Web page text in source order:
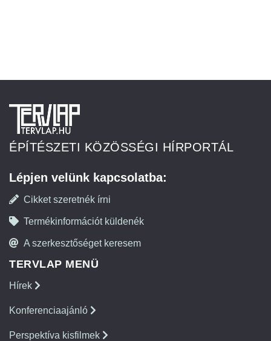
ÉPÍTÉSZETI KÖZÖSSÉGI HÍRPORTÁL
Lépjen velünk kapcsolatba:
Cikket szeretnék írni
Termékinformációt küldenék
A szerkesztőséget keresem
TERVLAP MENÜ
Hírek
Konferenciaajánló
Perspektíva kisfilmek